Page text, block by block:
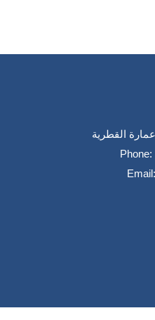
القطرية
Phone:
Email: